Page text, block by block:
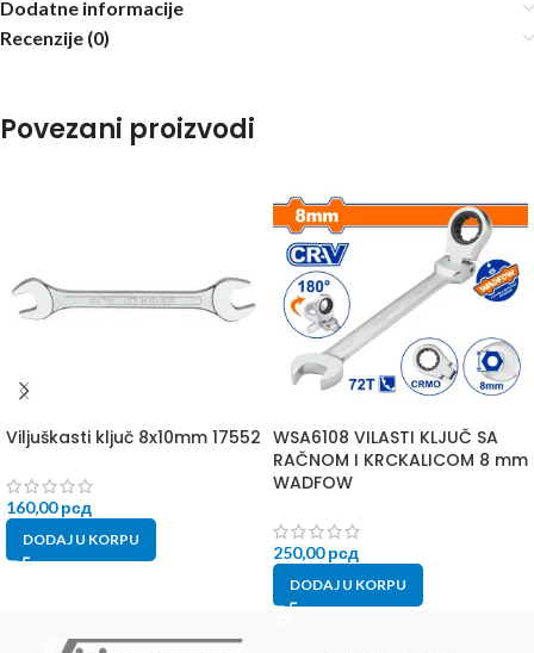
Dodatne informacije
Recenzije (0)
Povezani proizvodi
Viljuškasti ključ 8x10mm 17552
160,00рсд
DODAJ U KORPU
WSA6108 VILASTI KLJUČ SA
RAČNOM I KRCKALICOM 8 mm
WADFOW
250,00рсд
DODAJ U KORPU